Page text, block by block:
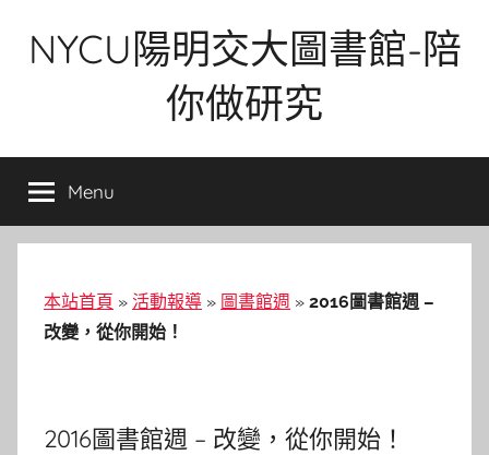
NYCU陽明交大圖書館-陪
你做研究
Menu
本站首頁 » 活動報導 » 圖書館週 » 2016圖書館週 –
改變，從你開始！
2016圖書館週 – 改變，從你開始！